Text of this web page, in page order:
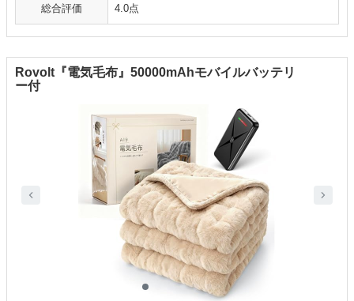
総合評価 4.0点
Rovolt『電気毛布』50000mAhモバイルバッテリ
ー付